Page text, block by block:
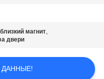
магнит,
двери
ДАННЫЕ!